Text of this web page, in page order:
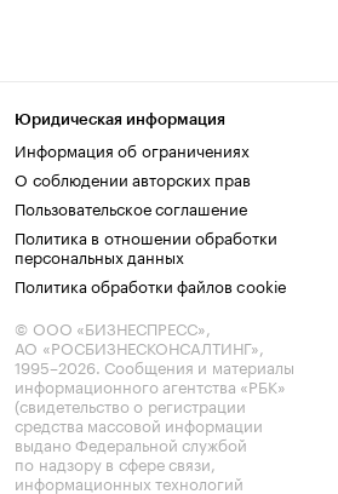
Юридическая информация
Информация об ограничениях
О соблюдении авторских прав
Пользовательское соглашение
Политика в отношении обработки
персональных данных
Политика обработки файлов cookie
© ООО «БИЗНЕСПРЕСС»,
АО «РОСБИЗНЕСКОНСАЛТИНГ»,
1995–2026. Сообщения и материалы
информационного агентства «РБК»
(свидетельство о регистрации
средства массовой информации
выдано Федеральной службой
по надзору в сфере связи,
информационных технологий